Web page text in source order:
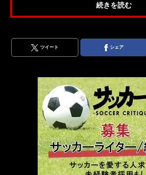
続きを読む
ツイート シェア